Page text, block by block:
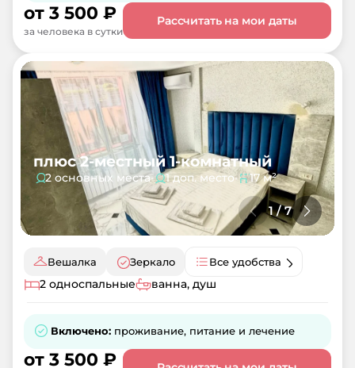
от 3 500 ₽
за человека в сутки
Рассчитать на мои даты
плюс 2-местный 1-комнатный
2 основных места• 1 доп. место• 17 м²
1/7
Вешалка Зеркало
Все удобства
2 односпальные
ванна, душ
Включено: проживание, питание и лечение
от 3 500 ₽